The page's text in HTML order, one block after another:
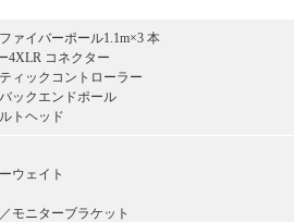
ァイバーポール1.1m×3 本
4XLR コネクター
ィックコントローラー
ックエンドポール
トヘッド
ウェイト
モニターブラケット